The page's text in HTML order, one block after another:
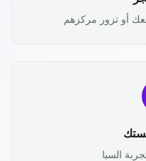
أو تزور مركزهم
السبا